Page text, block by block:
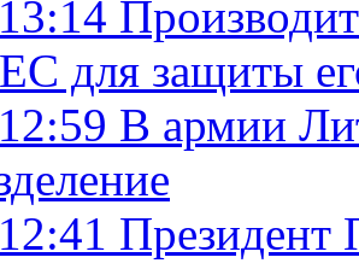
для защиты
В армии
Президент